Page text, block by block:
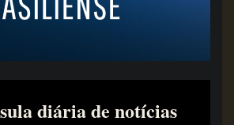
diária de notícias